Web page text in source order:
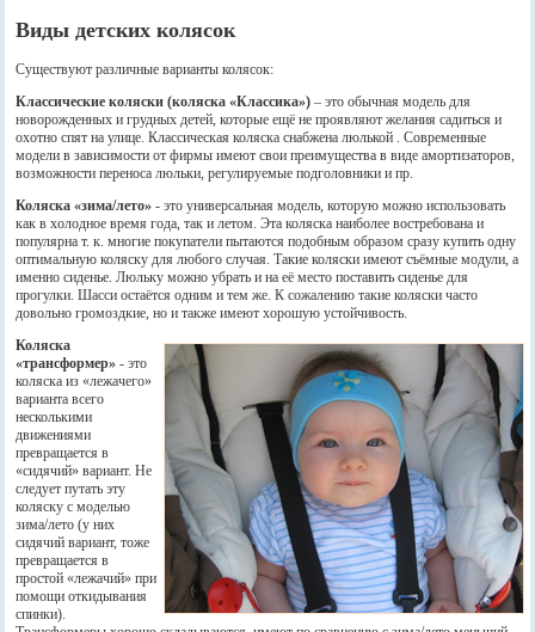
Виды детских колясок
Существуют различные варианты колясок:
Классические коляски (коляска «Классика») – это обычная модель для
новорожденных и грудных детей, которые ещё не проявляют желания садиться и
охотно спят на улице. Классическая коляска снабжена люлькой . Современные
модели в зависимости от фирмы имеют свои преимущества в виде амортизаторов,
возможности переноса люльки, регулируемые подголовники и пр.
Коляска «зима/лето» - это универсальная модель, которую можно использовать
как в холодное время года, так и летом. Эта коляска наиболее востребована и
популярна т. к. многие покупатели пытаются подобным образом сразу купить одну
оптимальную коляску для любого случая. Такие коляски имеют съёмные модули, а
именно сиденье. Люльку можно убрать и на её место поставить сиденье для
прогулки. Шасси остаётся одним и тем же. К сожалению такие коляски часто
довольно громоздкие, но и также имеют хорошую устойчивость.
Коляска
«трансформер» - это
коляска из «лежачего»
варианта всего
несколькими
движениями
превращается в
«сидячий» вариант. Не
следует путать эту
коляску с моделью
зима/лето (у них
сидячий вариант, тоже
превращается в
простой «лежачий» при
помощи откидывания
спинки).